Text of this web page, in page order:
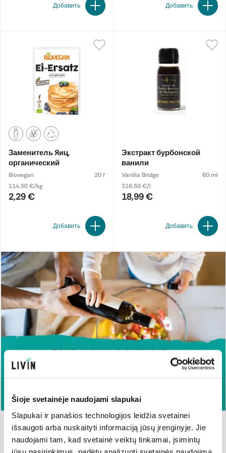
Šioje svetainėje naudojami slapukai
Slapukai ir panašios technologijos leidžia svetainei
išsaugoti arba nuskaityti informaciją jūsų įrenginyje. Jie
naudojami tam, kad svetainė veiktų tinkamai, įsimintų
декоре десерта.Добавить Добавить
Заменитель яиц,
органический
Biovegan
20 г
114.50 €/kg
2,29 €
Добавить
Экстракт бурбонской
ванили
Vanilla Bridge
60 ml
316.50 €/l
18,99 €
Добавить